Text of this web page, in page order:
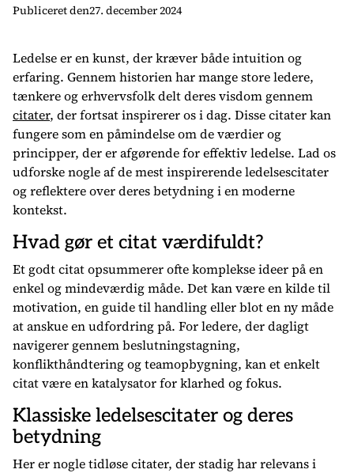
Publiceret den27. december 2024
Ledelse er en kunst, der kræver både intuition og
erfaring. Gennem historien har mange store ledere,
tænkere og erhvervsfolk delt deres visdom gennem
citater, der fortsat inspirerer os i dag. Disse citater kan
fungere som en påmindelse om de værdier og
principper, der er afgørende for effektiv ledelse. Lad os
udforske nogle af de mest inspirerende ledelsescitater
og reflektere over deres betydning i en moderne
kontekst.
Hvad gør et citat værdifuldt?
Et godt citat opsummerer ofte komplekse ideer på en
enkel og mindeværdig måde. Det kan være en kilde til
motivation, en guide til handling eller blot en ny måde
at anskue en udfordring på. For ledere, der dagligt
navigerer gennem beslutningstagning,
konflikthåndtering og teamopbygning, kan et enkelt
citat være en katalysator for klarhed og fokus.
Klassiske ledelsescitater og deres
betydning
Her er nogle tidløse citater, der stadig har relevans i